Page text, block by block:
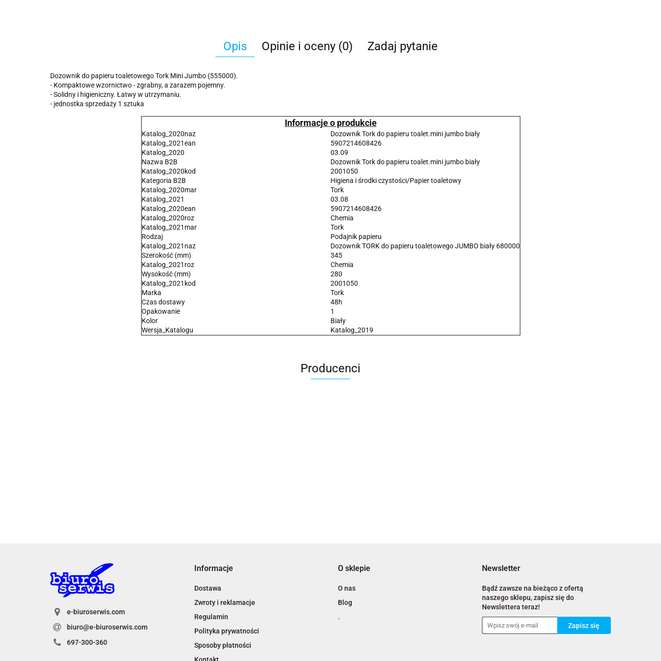
Opis Opinie i oceny (0) Zadaj pytanie
Dozownik do papieru toaletowego Tork Mini Jumbo (555000).
- Kompaktowe wzornictwo - zgrabny, a zarazem pojemny.
- Solidny i higieniczny. Łatwy w utrzymaniu.
- jednostka sprzedaży 1 sztuka
Informacje o produkcie
Katalog_2020naz
Dozownik Tork do papieru toalet.mini jumbo biały
Katalog_2021ean
5907214608426
Katalog_2020
03.09
Nazwa B2B
Dozownik Tork do papieru toalet.mini jumbo biały
Katalog_2020kod
2001050
Kategoria B2B
Higiena i środki czystości/Papier toaletowy
Katalog_2020mar
Tork
Katalog_2021
03.08
Katalog_2020ean
5907214608426
Katalog_2020roz
Chemia
Katalog_2021mar
Tork
Rodzaj
Podajnik papieru
Katalog_2021naz
Dozownik TORK do papieru toaletowego JUMBO biały 680000
Szerokość (mm)
345
Katalog_2021roz
Chemia
Wysokość (mm)
280
Katalog_2021kod
2001050
Marka
Tork
Czas dostawy
48h
Opakowanie
1
Kolor
Biały
Wersja_Katalogu
Katalog_2019
Producenci
A4 Tech
e-biuroserwis.com
biuro@e-biuroserwis.com
697-300-360
Informacje
Dostawa
Zwroty i reklamacje
Regulamin
Polityka prywatności
Sposoby płatności
O sklepie
O nas
Blog
.
Newsletter
Bądź zawsze na bieżąco z ofertą
naszego sklepu, zapisz się do
Newslettera teraz!